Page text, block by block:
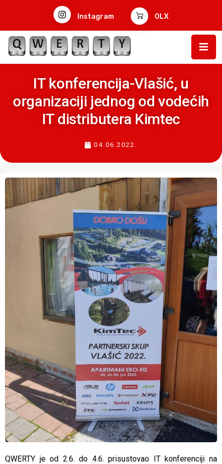
Instagram OLX
IT konferencija-Vlašić, u
organizaciji jednog od vodećih
IT distributera Kimtec
04.06.2022.
QWERTY je od 2.6. do 4.6. prisustovao IT konferenciji na